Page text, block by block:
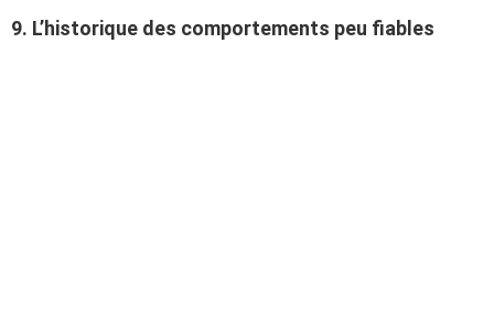
9. L’historique des comportements peu fiables